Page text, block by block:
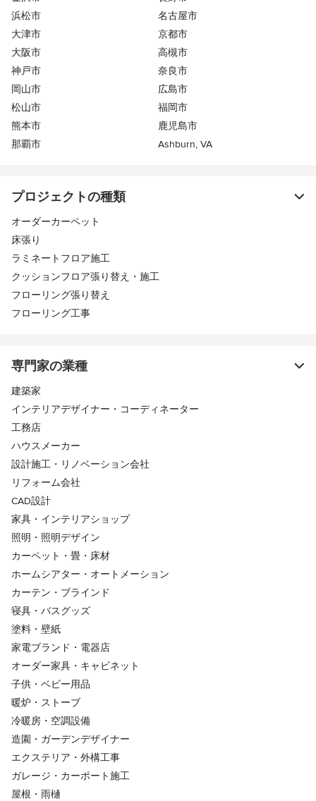
浜松市
名古屋市
大津市
京都市
大阪市
高槻市
神戸市
奈良市
岡山市
広島市
松山市
福岡市
熊本市
鹿児島市
那覇市
Ashburn, VA
プロジェクトの種類
オーダーカーペット
床張り
ラミネートフロア施工
クッションフロア張り替え・施工
フローリング張り替え
フローリング工事
専門家の業種
建築家
インテリアデザイナー・コーディネーター
工務店
ハウスメーカー
設計施工・リノベーション会社
リフォーム会社
CAD設計
家具・インテリアショップ
照明・照明デザイン
カーペット・畳・床材
ホームシアター・オートメーション
カーテン・ブラインド
寝具・バスグッズ
塗料・壁紙
家電ブランド・電器店
オーダー家具・キャビネット
子供・ベビー用品
暖炉・ストーブ
冷暖房・空調設備
造園・ガーデンデザイナー
エクステリア・外構工事
ガレージ・カーポート施工
屋根・雨樋